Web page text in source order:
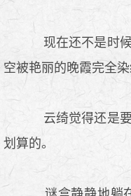
现在还不是时
空被艳丽的晚霞完全染
云绮觉得还是
划算的。